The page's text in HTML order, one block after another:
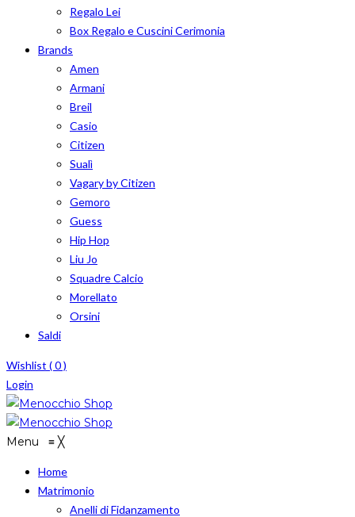
Regalo Lei
Box Regalo e Cuscini Cerimonia
Brands
Amen
Armani
Breil
Casio
Citizen
Sualì
Vagary by Citizen
Gemoro
Guess
Hip Hop
Liu Jo
Squadre Calcio
Morellato
Orsini
Saldi
Wishlist (0)
Login
Menu ≡ ╳
Home
Matrimonio
Anelli di Fidanzamento